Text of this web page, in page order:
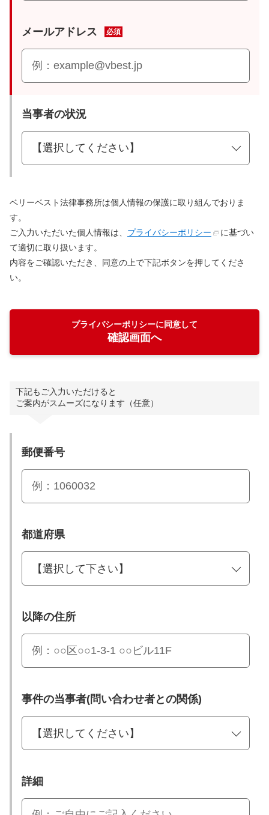
メールアドレス 必須
当事者の状況
ベリーベスト法律事務所は個人情報の保護に取り組んでおりま
す。
ご入力いただいた個人情報は、 プライバシーポリシー
に基づい
て適切に取り扱います。
内容をご確認いただき、同意の上で下記ボタンを押してくださ
い。
プライバシーポリシーに同意して
確認画面へ
下記もご入力いただけると
ご案内がスムーズになります（任意）
郵便番号
都道府県
以降の住所
事件の当事者(問い合わせ者との関係)
詳細